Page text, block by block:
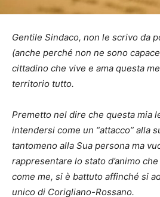
Gentile Sindaco, non le scrivo da
(anche perché non ne sono
cittadino che vive e ama questa
territorio tutto.
Premetto nel dire che questa mia
intendersi come un “attacco” alla
tantomeno alla Sua persona ma
rappresentare lo stato d’animo
come me, si è battuto affinché si
unico di Corigliano-Rossano.